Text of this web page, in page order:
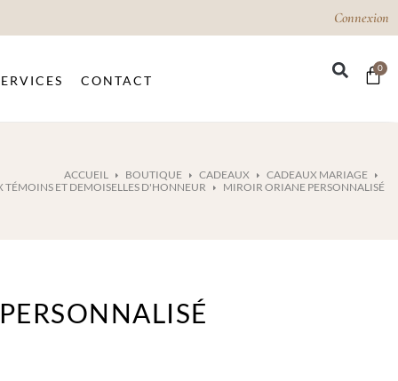
Connexion
CONTACT
0
ACCUEIL BOUTIQUE CADEAUX
CADEAUX MARIAGE
TÉMOINS ET DEMOISELLES D'HONNEUR
MIROIR ORIANE PERSONNALISÉ